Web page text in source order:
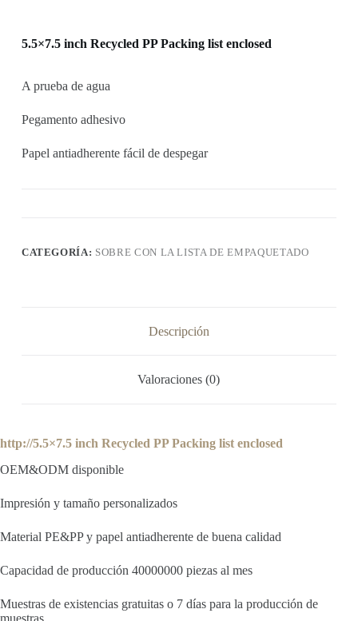
5.5×7.5 inch Recycled PP Packing list enclosed
A prueba de agua
Pegamento adhesivo
Papel antiadherente fácil de despegar
CATEGORÍA: SOBRE CON LA LISTA DE EMPAQUETADO
Descripción
Valoraciones (0)
http://5.5×7.5 inch Recycled PP Packing list enclosed
OEM&ODM disponible
Impresión y tamaño personalizados
Material PE&PP y papel antiadherente de buena calidad
Capacidad de producción 40000000 piezas al mes
Muestras de existencias gratuitas o 7 días para la producción de
muestras